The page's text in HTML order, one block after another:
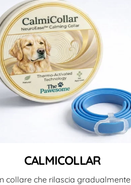
CALMICOLLAR
collare che rilascia gradualmente